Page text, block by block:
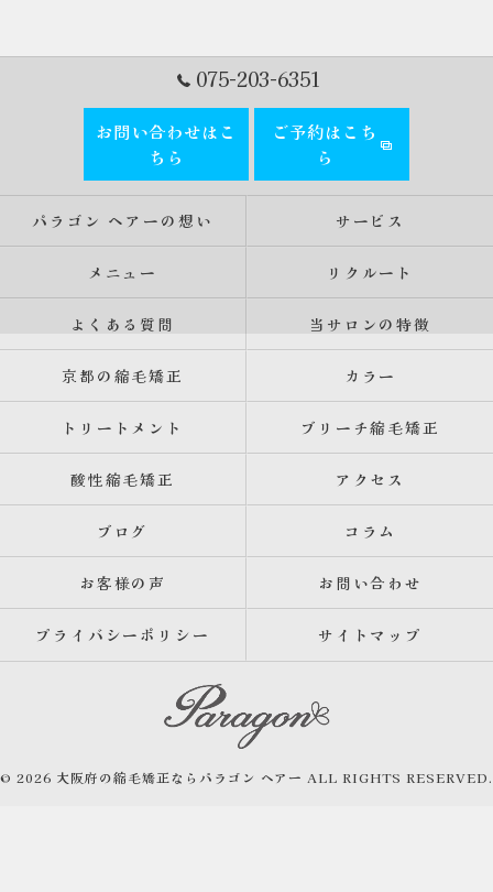
075-203-6351
お問い合わせはこ
ちら
ご予約はこち
ら
パラゴン ヘアーの想い サービス
メニュー リクルート
よくある質問 当サロンの特徴
京都の縮毛矯正 カラー
トリートメント ブリーチ縮毛矯正
酸性縮毛矯正 アクセス
ブログ コラム
お客様の声 お問い合わせ
プライバシーポリシー サイトマップ
© 2026 大阪府の縮毛矯正ならパラゴン ヘアー ALL RIGHTS RESERVED.